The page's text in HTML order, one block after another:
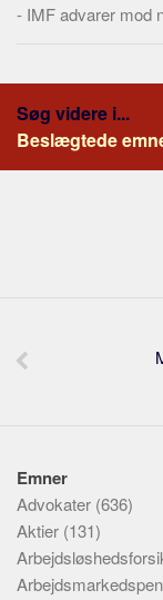
- IMF advarer mod
Søg videre i...
Beslægtede
Emner
Advokater (636)
Aktier (131)